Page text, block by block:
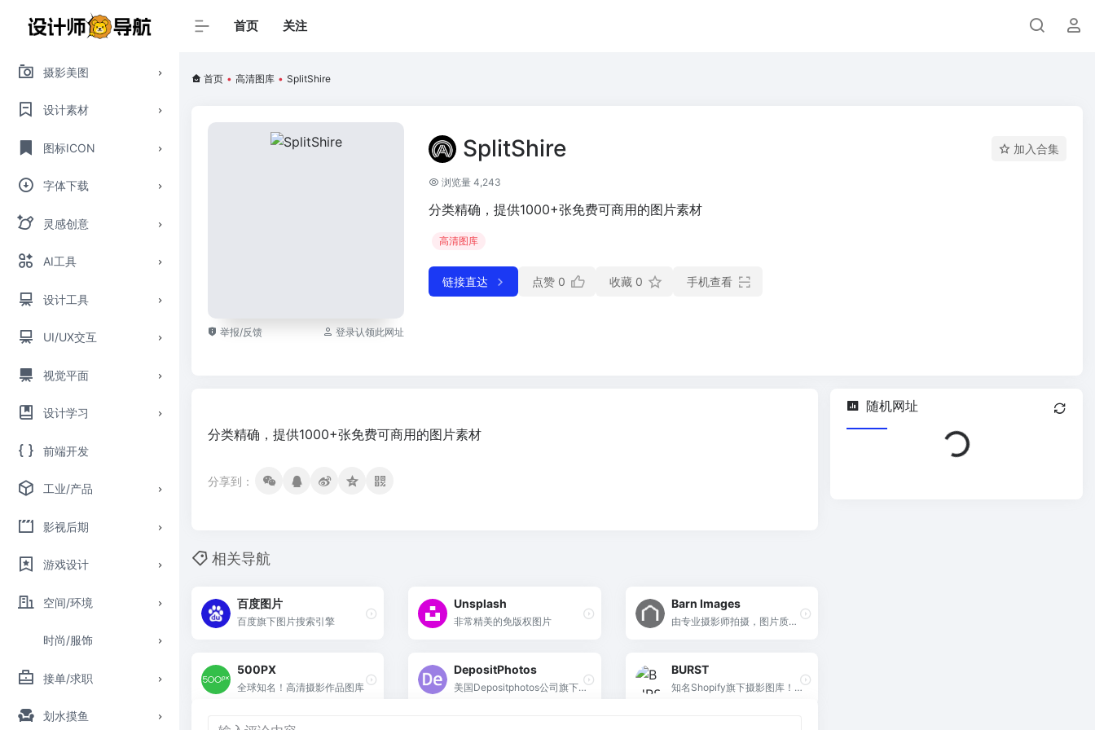
摄影美图
设计素材
图标ICON
字体下载
灵感创意
AI工具
设计工具
UI/UX交互
视觉平面
设计学习
前端开发
工业/产品
影视后期
游戏设计
空间/环境
时尚/服饰
接单/求职
划水摸鱼
首页 关注
首页 • 高清图库 • SplitShire
举报/反馈 登录认领此网址
SplitShire 加入合集
浏览量 4,243
分类精确，提供1000+张免费可商用的图片素材
高清图库
链接直达 点赞 0 收藏 0 手机查看
分类精确，提供1000+张免费可商用的图片素材
分享到：
相关导航
百度图片
百度旗下图片搜索引擎
Unsplash
非常精美的免版权图片
Barn Images
由专业摄影师拍摄，图片质量
500PX
全球知名！高清摄影作品图库
DepositPhotos
美国Depositphotos公司旗下
BURST
知名Shopify旗下摄影图库！每
随机网址 Loading...